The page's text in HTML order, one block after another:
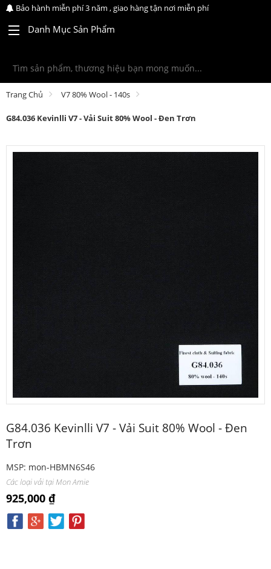
Bảo hành miễn phí 3 năm , giao hàng tận nơi miễn phí
Danh Mục Sản Phẩm
Trang Chủ V7 80% Wool - 140s
G84.036 Kevinlli V7 - Vải Suit 80% Wool - Đen Trơn
G84.036 Kevinlli V7 - Vải Suit 80% Wool - Đen
Trơn
MSP: mon-HBMN6S46
Các loại vải tại Mon Amie
925,000 ₫